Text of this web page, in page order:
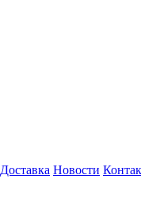
Доставка Новости